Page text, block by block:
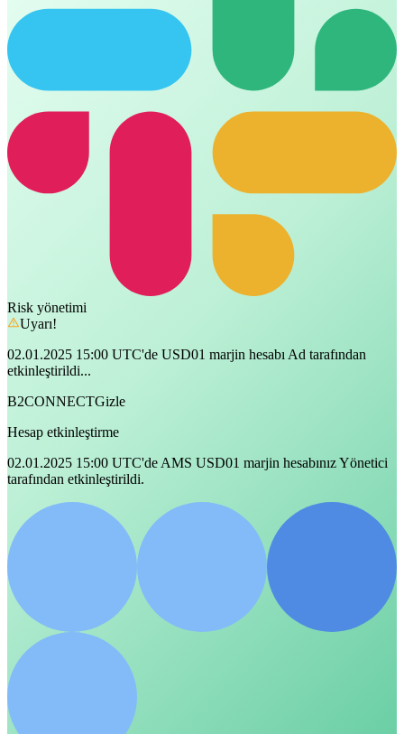
Risk yönetimi
Uyarı!
02.01.2025 15:00 UTC'de USD01 marjin hesabı Ad tarafından
etkinleştirildi...
B2CONNECTGizle
Hesap etkinleştirme
02.01.2025 15:00 UTC'de AMS USD01 marjin hesabınız Yönetici
tarafından etkinleştirildi.